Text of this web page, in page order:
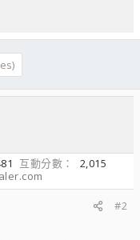
互動分數
2,015
#2